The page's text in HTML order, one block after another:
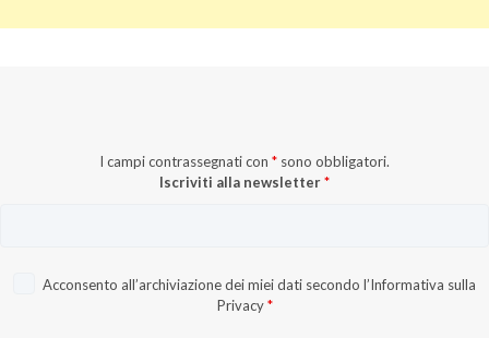
I campi contrassegnati con * sono obbligatori.
Iscriviti alla newsletter*
Acconsento all’archiviazione dei miei dati secondo l’Informativa sulla
Privacy *